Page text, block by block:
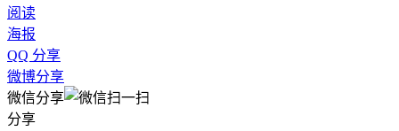
阅读
海报
QQ 分享
微博分享
微信分享
分享